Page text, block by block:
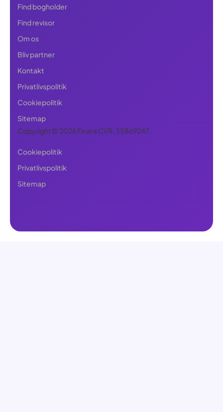
Find bogholder
Find revisor
Om os
Bliv partner
Kontakt
Privatlivspolitik
Cookiepolitik
Sitemap
Copyright © 2026 Finara CVR: 35869247
Cookiepolitik
Privatlivspolitik
Sitemap